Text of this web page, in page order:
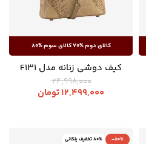
کیف دوشی زنانه مدل F131
24,998,000
12,499,000تومان
-50% 80% تخفیف پلکانی